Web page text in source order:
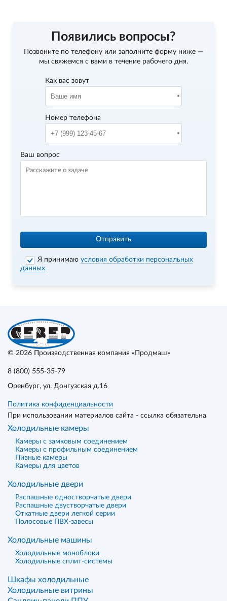
Появились вопросы?
Позвоните по телефону или заполните форму ниже —
мы свяжемся с вами в течение рабочего дня.
Как вас зовут
Номер телефона
Ваш вопрос
Отправить
Я принимаюусловия обработки персональных
данных
© 2026 Производственная компания «Продмаш»
8 (800) 555-35-79
Оренбург, ул. Донгузская д.16
Политика конфиденциальности
При использовании материалов сайта - ссылка обязательна
Холодильные камеры
Камеры с замковым соединением
Камеры с профильным соединением
Пивные камеры
Камеры для цветов
Холодильные двери
Распашные одностворчатые двери
Распашные двустворчатые двери
Откатные двери легкой серии
Полосовые ПВХ-завесы
Холодильные машины
Холодильные моноблоки
Холодильные сплит-системы
Шкафы холодильные
Холодильные витрины